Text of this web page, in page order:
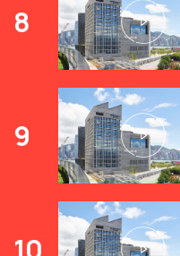
8
9